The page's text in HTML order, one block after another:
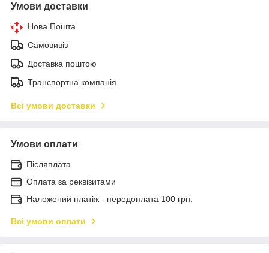
Умови доставки
Нова Пошта
Самовивіз
Доставка поштою
Транспортна компанія
Всі умови доставки
Умови оплати
Післяплата
Оплата за реквізитами
Наложений платіж - передоплата 100 грн.
Всі умови оплати